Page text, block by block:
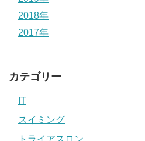
2018年
2017年
カテゴリー
IT
スイミング